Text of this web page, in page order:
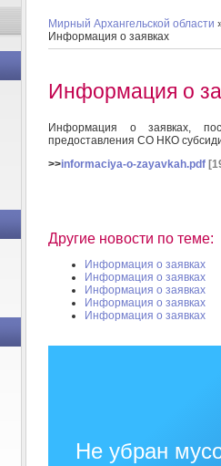
Мирный Архангельской области
Информация о заявках
Информация о
Информация о заявках,
предоставления СО НКО
>>informaciya-o-zayavkah.pdf
Другие новости по теме:
Информация о заявках
Информация о заявках
Информация о заявках
Информация о заявках
Информация о заявках
Не убран